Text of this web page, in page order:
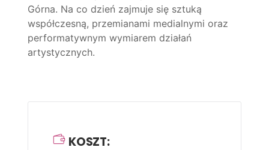
Górna. Na co dzień zajmuje się sztuką
współczesną, przemianami medialnymi oraz
performatywnym wymiarem działań
artystycznych.
KOSZT: